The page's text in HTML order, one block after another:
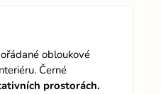
obloukové
Černé
prostorách.